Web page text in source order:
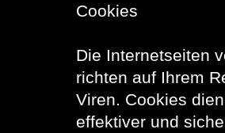
Cookies
Die Internetseiten
richten auf Ihrem
Viren. Cookies
effektiver und